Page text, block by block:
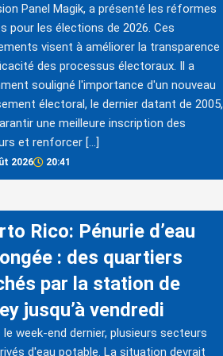
Panel Magik, a présenté les réformes
pour les élections de 2026. Ces
visent à améliorer la transparence
des processus électoraux. Il a
souligné l'importance d'un nouveau
électoral, le dernier datant de 2005,
une meilleure inscription des
et renforcer […]
2026 20:41
Rico: Pénurie d’eau
: des quartiers
par la station de
jusqu’à vendredi
le week-end dernier, plusieurs secteurs
d'eau potable. La situation devrait